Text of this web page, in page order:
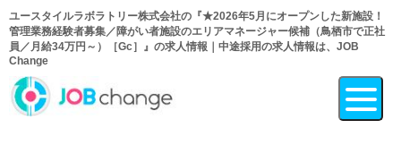
ユースタイルラボラトリー株式会社の『★2026年5月にオープンした新施設！
管理業務経験者募集／障がい者施設のエリアマネージャー候補（鳥栖市で正社
員／月給34万円～）［Gc］』の求人情報｜中途採用の求人情報は、JOB
Change